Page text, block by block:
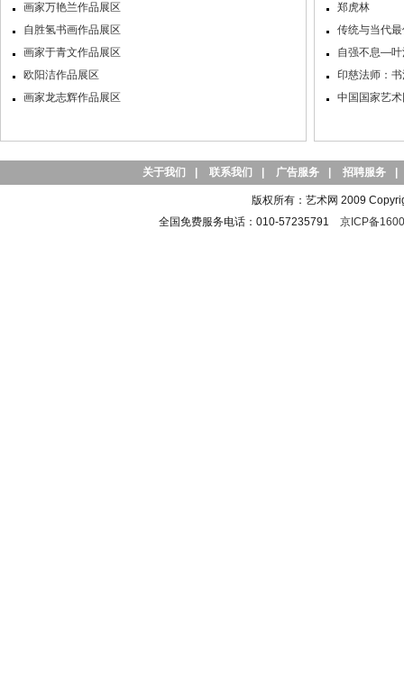
画家万艳兰作品展区
自胜氢书画作品展区
画家于青文作品展区
欧阳洁作品展区
画家龙志辉作品展区
郑虎林
传统与当代
自强不息—叶
印慈法师：
中国国家艺
关于我们 联系我们 广告服务 招聘服务
版权所有：艺术网 2009
全国免费服务电话：010-57235791 京ICP备